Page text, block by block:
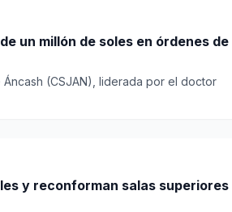
un millón de soles en órdenes de
(CSJAN), liderada por el doctor
y reconforman salas superiores